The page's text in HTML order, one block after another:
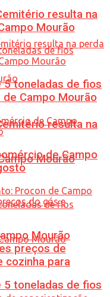
resulta na
Mourão
toneladas de fios
resulta na
Mourão
toneladas de fios
Campo Mourão
de Campo
Mourão
preços de
cozinha para